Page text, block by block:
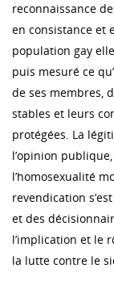
reconnaissance
en consistance et
population gay
puis mesuré ce
de ses membres,
stables et leurs
protégées. La
l’opinion
l’homosexualité
revendication
et des
l’implication et le
la lutte contre le